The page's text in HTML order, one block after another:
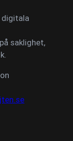
digitala
saklighet,